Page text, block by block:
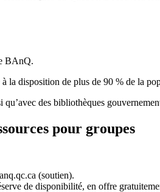
BAnQ.
à la disposition de plus de 90 % de la
des bibliothèques
pour groupes
(soutien).
de disponibilité, en offre